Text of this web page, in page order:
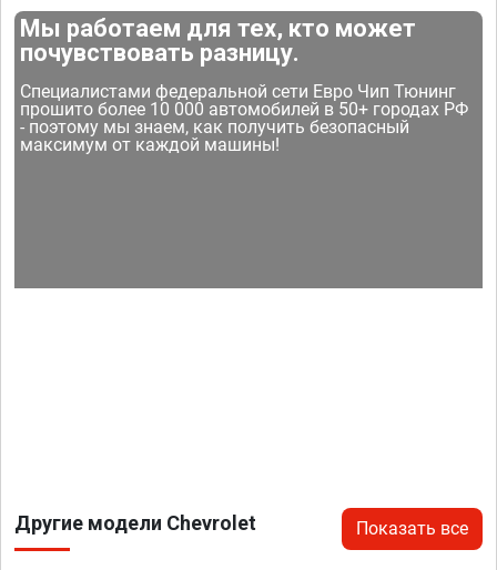
Мы работаем для тех, кто может
почувствовать разницу.
Специалистами федеральной сети Евро Чип Тюнинг
прошито более 10 000 автомобилей в 50+ городах РФ
- поэтому мы знаем, как получить безопасный
максимум от каждой машины!
Другие модели Chevrolet Показать все